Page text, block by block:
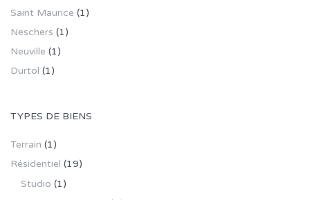
Saint Maurice (1)
Neschers (1)
Neuville (1)
Durtol (1)
TYPES DE BIENS
Terrain (1)
Résidentiel (19)
Studio (1)